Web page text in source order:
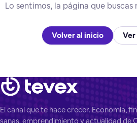
Lo sentimos, la página que
Volver al inicio Ver
El canal que te hace crecer. Economía,
sanas, emprendimiento y actualidad de